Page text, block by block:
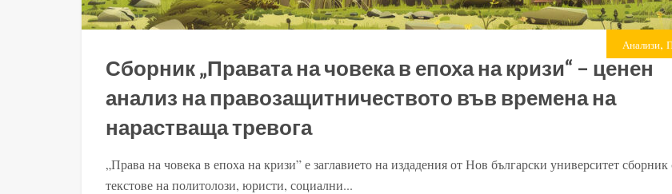
Анализи,
Сборник „Правата на човека в епоха на кризи“ – ценен
анализ на правозащитничеството във времена на
нарастваща тревога
„Права на човека в епоха на кризи” е заглавието на издадения от Нов български университет сборник
текстове на политолози, юристи, социални...